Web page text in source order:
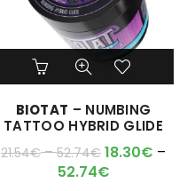
Ce
produit
plusieurs
variations.
Les
options
peuvent
BIOTAT – NUMBING
TATTOO HYBRID GLIDE
21.54€–52.74€ 18.30€ –
52.74€